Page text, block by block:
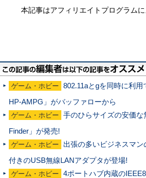
本記事はアフィリエイトプログラム
ゲーム・ホビー
802.11aとgを同時に利
HP-AMPG」がバッファローから
ゲーム・ホビー
手のひらサイズの安価
Finder」が発売!
ゲーム・ホビー
出張の多いビジネスマ
付きのUSB無線LANアダプタが登場!
ゲーム・ホビー
4ポートハブ内蔵の